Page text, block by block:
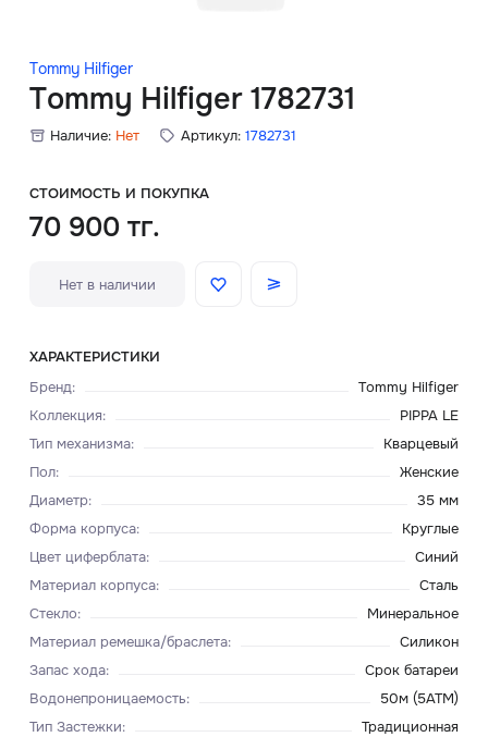
Tommy Hilfiger
Tommy Hilfiger 1782731
Наличие: Нет Артикул: 1782731
СТОИМОСТЬ И ПОКУПКА
70 900 тг.
Нет в наличии
ХАРАКТЕРИСТИКИ
Бренд:
Tommy Hilfiger
Коллекция:
PIPPA LE
Тип механизма:
Кварцевый
Пол:
Женские
Диаметр:
35 мм
Форма корпуса:
Круглые
Цвет циферблата:
Синий
Материал корпуса:
Сталь
Стекло:
Минеральное
Материал ремешка/браслета:
Силикон
Запас хода:
Срок батареи
Водонепроницаемость:
50м (5ATM)
Тип Застежки:
Традиционная
Главная
О нас